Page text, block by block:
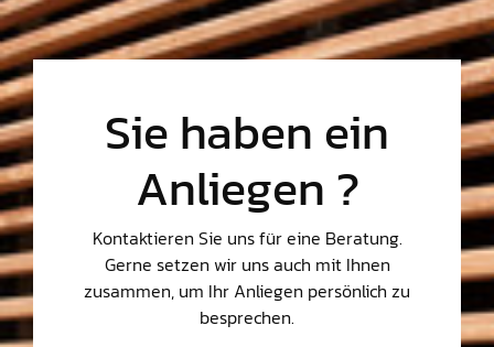
Sie haben ein
Anliegen ?
Kontaktieren Sie uns für eine Beratung.
Gerne setzen wir uns auch mit Ihnen
zusammen, um Ihr Anliegen persönlich zu
besprechen.